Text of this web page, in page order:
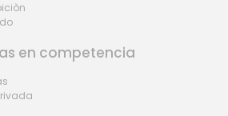
en competencia